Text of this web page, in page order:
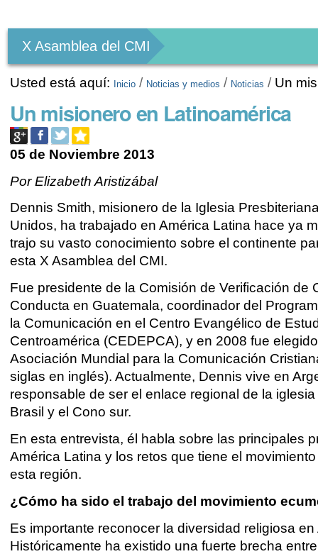
Personales
X Asamblea del CMI
Usted está aquí: Inicio / Noticias y medios / Noticias / Un
Un misionero en Latinoamérica
05 de Noviembre 2013
Por Elizabeth Aristizábal
Dennis Smith, misionero de la Iglesia
Unidos, ha trabajado en América Latina hace ya
trajo su vasto conocimiento sobre el continente
esta X Asamblea del CMI.
Fue presidente de la Comisión de Verificación de
Conducta en Guatemala, coordinador del
la Comunicación en el Centro Evangélico de
Centroamérica (CEDEPCA), y en 2008 fue
Asociación Mundial para la Comunicación
siglas en inglés). Actualmente, Dennis vive en
responsable de ser el enlace regional de la
Brasil y el Cono sur.
En esta entrevista, él habla sobre las principales
América Latina y los retos que tiene el
esta región.
¿Cómo ha sido el trabajo del movimiento
Es importante reconocer la diversidad religiosa
Históricamente ha existido una fuerte brecha